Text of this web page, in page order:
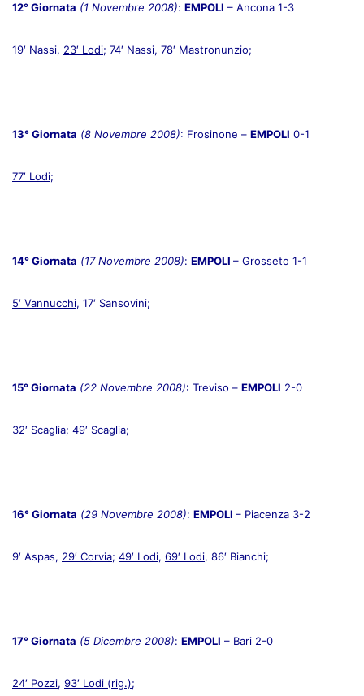
12° Giornata (1 Novembre 2008): EMPOLI – Ancona 1-3
19′ Nassi, 23′ Lodi; 74′ Nassi, 78′ Mastronunzio;
13° Giornata (8 Novembre 2008): Frosinone – EMPOLI 0-1
77′ Lodi;
14° Giornata (17 Novembre 2008): EMPOLI – Grosseto 1-1
5′ Vannucchi, 17′ Sansovini;
15° Giornata (22 Novembre 2008): Treviso – EMPOLI 2-0
32′ Scaglia; 49′ Scaglia;
16° Giornata (29 Novembre 2008): EMPOLI – Piacenza 3-2
9′ Aspas, 29′ Corvia; 49′ Lodi, 69′ Lodi, 86′ Bianchi;
17° Giornata (5 Dicembre 2008): EMPOLI – Bari 2-0
24′ Pozzi, 93′ Lodi (rig.);